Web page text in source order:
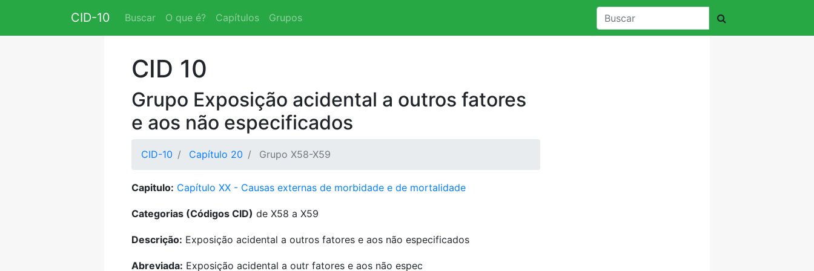
CID-10 Buscar O que é? Capítulos Grupos
CID 10
Grupo Exposição acidental a outros fatores
e aos não especificados
CID-10 Capítulo 20 Grupo X58-X59
Capitulo: Capítulo XX - Causas externas de morbidade e de mortalidade
Categorias (Códigos CID) de X58 a X59
Descrição: Exposição acidental a outros fatores e aos não especificados
Abreviada: Exposição acidental a outr fatores e aos não espec